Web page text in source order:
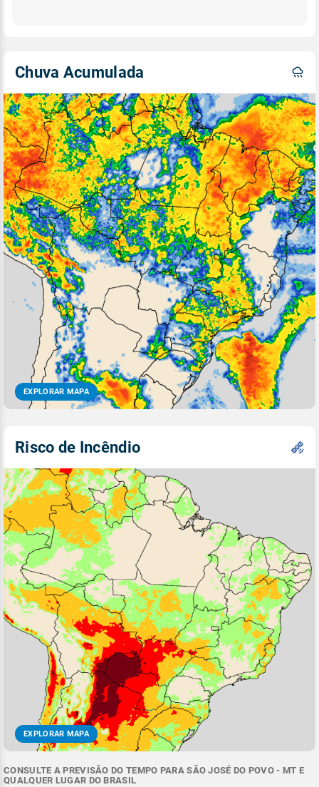
Chuva Acumulada
EXPLORAR MAPA
Risco de Incêndio
EXPLORAR MAPA
CONSULTE A PREVISÃO DO TEMPO PARA SÃO JOSÉ DO POVO - MT E
QUALQUER LUGAR DO BRASIL